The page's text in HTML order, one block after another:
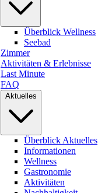
Überblick Wellness
Seebad
Zimmer
Aktivitäten & Erlebnisse
Last Minute
FAQ
Aktuelles
Überblick Aktuelles
Informationen
Wellness
Gastronomie
Aktivitäten